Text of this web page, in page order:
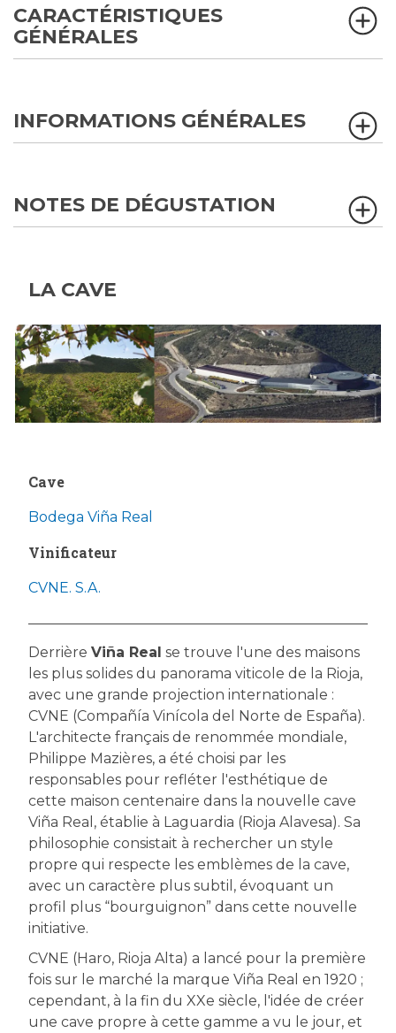
CARACTÉRISTIQUES
GÉNÉRALES
INFORMATIONS GÉNÉRALES
NOTES DE DÉGUSTATION
LA CAVE
Cave
Bodega Viña Real
Vinificateur
CVNE. S.A.
Derrière Viña Real se trouve l'une des maisons
les plus solides du panorama viticole de la Rioja,
avec une grande projection internationale :
CVNE (Compañía Vinícola del Norte de España).
L'architecte français de renommée mondiale,
Philippe Mazières, a été choisi par les
responsables pour refléter l'esthétique de
cette maison centenaire dans la nouvelle cave
Viña Real, établie à Laguardia (Rioja Alavesa). Sa
philosophie consistait à rechercher un style
propre qui respecte les emblèmes de la cave,
avec un caractère plus subtil, évoquant un
profil plus “bourguignon” dans cette nouvelle
initiative.
CVNE (Haro, Rioja Alta) a lancé pour la première
fois sur le marché la marque Viña Real en 1920 ;
cependant, à la fin du XXe siècle, l'idée de créer
une cave propre à cette gamme a vu le jour, et